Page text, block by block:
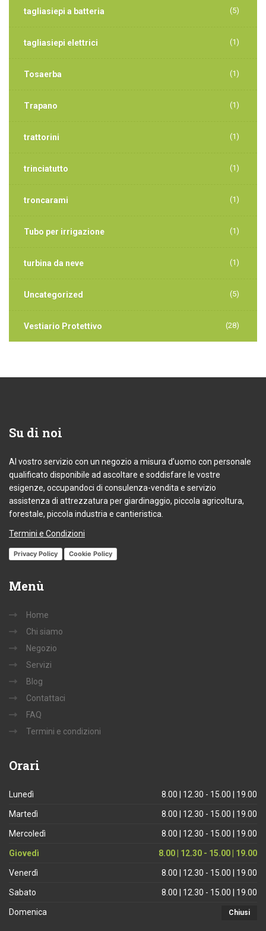
tagliasiepi a batteria (5)
tagliasiepi elettrici (1)
Tosaerba (1)
Trapano (1)
trattorini (1)
trinciatutto (1)
troncarami (1)
Tubo per irrigazione (1)
turbina da neve (1)
Uncategorized (5)
Vestiario Protettivo (28)
Su di noi
Al vostro servizio con un negozio a misura d’uomo con personale
qualificato disponibile ad ascoltare e soddisfare le vostre
esigenze, occupandoci di consulenza-vendita e servizio
assistenza di attrezzatura per giardinaggio, piccola agricoltura,
forestale, piccola industria e cantieristica.
Termini e Condizioni
Privacy Policy Cookie Policy
Menù
Home
Chi siamo
Negozio
Servizi
Blog
Contattaci
FAQ
Termini e condizioni
Orari
Lunedì 8.00 | 12.30 - 15.00 | 19.00
Martedì 8.00 | 12.30 - 15.00 | 19.00
Mercoledì 8.00 | 12.30 - 15.00 | 19.00
Giovedì 8.00 | 12.30 - 15.00 | 19.00
Venerdì 8.00 | 12.30 - 15.00 | 19.00
Sabato 8.00 | 12.30 - 15.00 | 19.00
Domenica Chiusi